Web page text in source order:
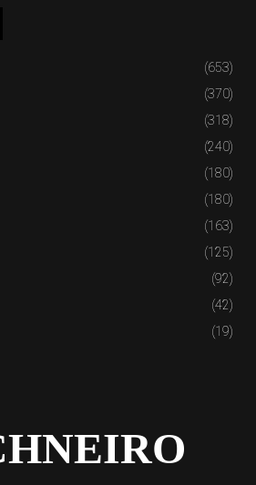
(653)
(370)
(318)
(240)
(180)
(180)
(163)
(125)
(92)
(42)
(19)